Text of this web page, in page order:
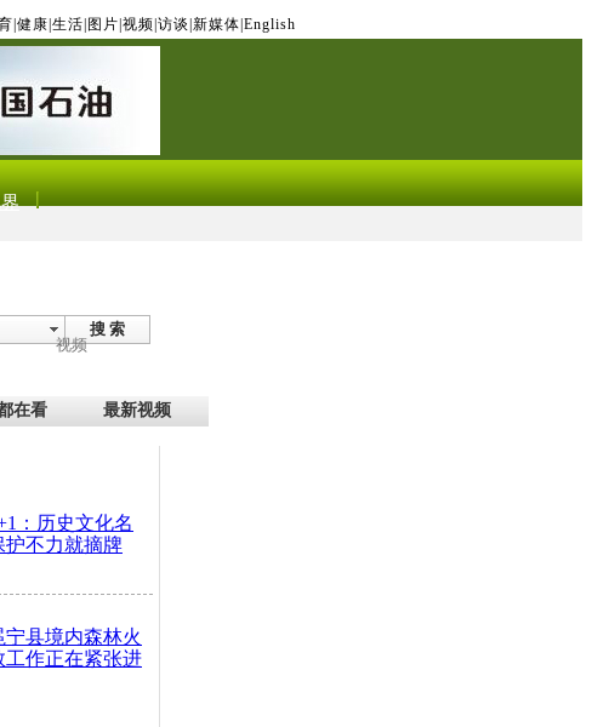
健康 生活 图片 视频 访谈 新媒体 English
搜 索
视频
在看 最新视频
：历史文化名
护不力就摘牌
宁县境内森林火
工作正在紧张进